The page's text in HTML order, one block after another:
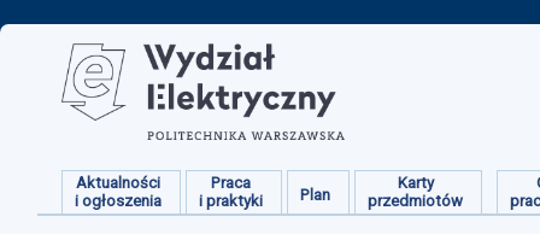
Aktualności
i ogłoszenia
Praca
i praktyki
Plan
Karty
przedmiotów